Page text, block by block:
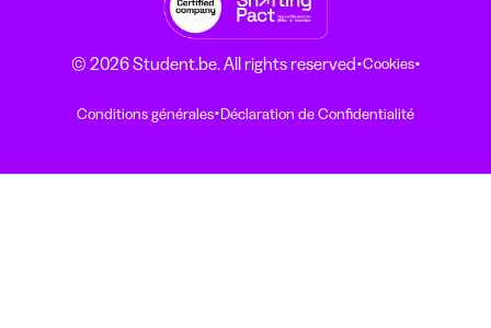
© 2026 Student.be. All rights reserved·Cookies·
Conditions générales·Déclaration de Confidentialité